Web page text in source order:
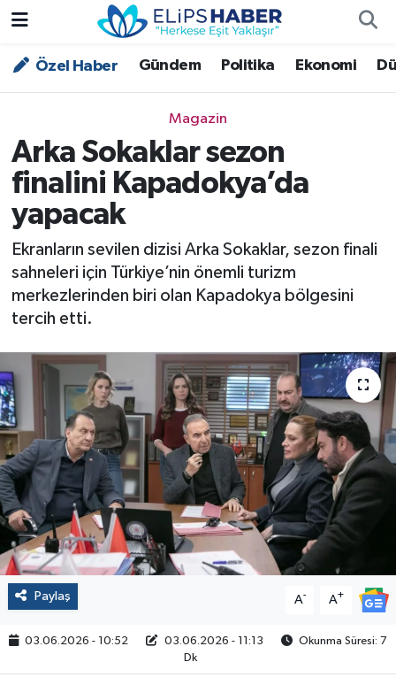
Özel Haber Gündem Politika Ekonomi
Magazin
Arka Sokaklar sezon
finalini Kapadokya’da
yapacak
Ekranların sevilen dizisi Arka Sokaklar, sezon finali
sahneleri için Türkiye’nin önemli turizm
merkezlerinden biri olan Kapadokya bölgesini
tercih etti.
Paylaş A- A+
03.06.2026 - 10:52 03.06.2026 - 11:13
Okunma Süresi: 7
Dk
Özel Haber
Asayiş
Bilim - Teknoloji
Çevre - İklim
Dünya
Magazin
Politika
Sağlık
Spor
Yaşam
Çalışma Hayatı
Nöbetçi Eczaneler
Trafik Durumu
Süper Lig Puan Durumu ve Fikstür
Tüm Manşetler
Son Dakika Haberleri